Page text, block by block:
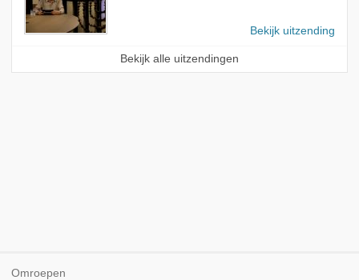
Bekijk uitzending
Bekijk alle uitzendingen
Omroepen